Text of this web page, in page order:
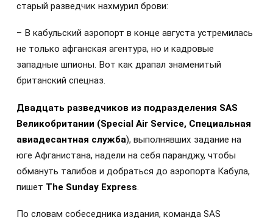
старый разведчик нахмурил брови:
– В кабульский аэропорт в конце августа устремилась
не только афганская агентура, но и кадровые
западные шпионы. Вот как драпал знаменитый
британский спецназ.
Двадцать разведчиков из подразделения SAS
Великобритании (Special Air Service, Специальная
авиадесантная служба), выполнявших задание на
юге Афганистана, надели на себя паранджу, чтобы
обмануть талибов и добраться до аэропорта Кабула,
пишет The Sunday Express.
По словам собеседника издания, команда SAS